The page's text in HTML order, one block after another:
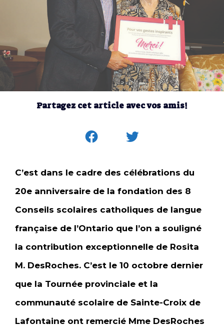
Partagez cet article avec vos amis!
C’est dans le cadre des célébrations du
20e anniversaire de la fondation des 8
Conseils scolaires catholiques de langue
française de l’Ontario que l’on a souligné
la contribution exceptionnelle de Rosita
M. DesRoches. C’est le 10 octobre dernier
que la Tournée provinciale et la
communauté scolaire de Sainte-Croix de
Lafontaine ont remercié Mme DesRoches